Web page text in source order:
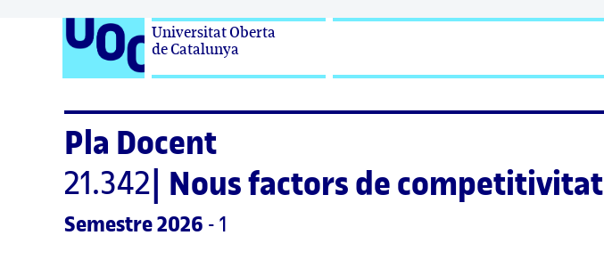
Universitat Oberta
de Catalunya
Pla Docent
21.342 Nous factors de competitivitat
Semestre 2026 - 1